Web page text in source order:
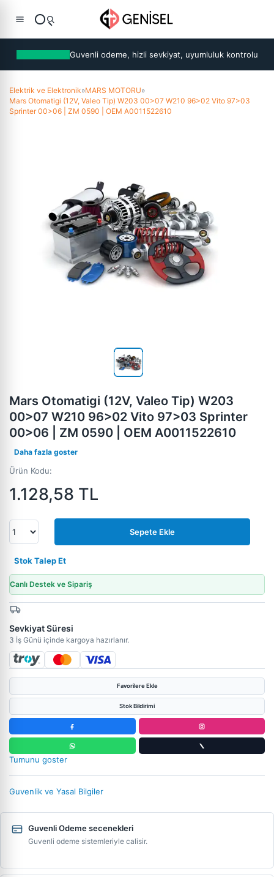
Guvenli odeme, hizli sevkiyat, uyumluluk kontrolu
Elektrik ve Elektronik»MARS MOTORU»
Mars Otomatigi (12V, Valeo Tip) W203 00>07 W210 96>02 Vito 97>03
Sprinter 00>06 | ZM 0590 | OEM A0011522610
Mars Otomatigi (12V, Valeo Tip) W203
00>07 W210 96>02 Vito 97>03 Sprinter
00>06 | ZM 0590 | OEM A0011522610
Daha fazla goster
Ürün Kodu:
1.128,58 TL
Sepete Ekle
Stok Talep Et
Canlı Destek ve Sipariş
Sevkiyat Süresi
3 İş Günü içinde kargoya hazırlanır.
Favorilere Ekle
Stok Bildirimi
Tumunu goster
Guvenlik ve Yasal Bilgiler
Guvenli Odeme secenekleri
Guvenli odeme sistemleriyle calisir.